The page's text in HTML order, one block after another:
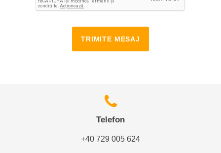
TRIMITE MESAJ
Telefon
+40 729 005 624